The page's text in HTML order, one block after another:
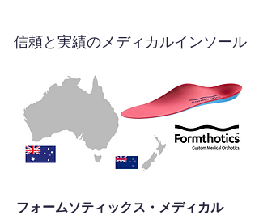
信頼と実績のメディカルインソール
フォームソティックス・メディカル